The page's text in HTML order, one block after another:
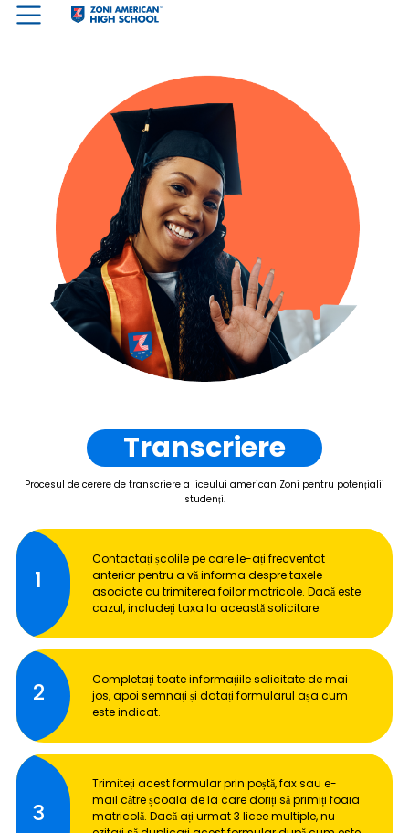
Transcriere
Procesul de cerere de transcriere a liceului american Zoni pentru potențialii
studenți.
1
Contactați școlile pe care le-ați frecventat
anterior pentru a vă informa despre taxele
asociate cu trimiterea foilor matricole. Dacă este
cazul, includeți taxa la această solicitare.
2
Completați toate informațiile solicitate de mai
jos, apoi semnați și datați formularul așa cum
este indicat.
3
Trimiteți acest formular prin poștă, fax sau e-
mail către școala de la care doriți să primiți foaia
matricolă. Dacă ați urmat 3 licee multiple, nu